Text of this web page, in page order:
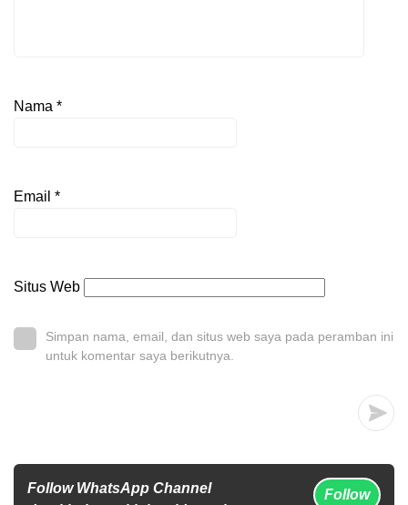
Nama *
Email *
Situs Web
Simpan nama, email, dan situs web saya pada peramban ini
untuk komentar saya berikutnya.
Follow WhatsApp Channel
Follow